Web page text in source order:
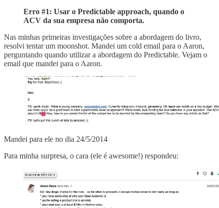
Erro #1: Usar o Predictable approach, quando o
ACV da sua empresa não comporta.
Nas minhas primeiras investigações sobre a abordagem do livro,
resolvi tentar um moonshot. Mandei um cold email para o Aaron,
perguntando quando utilizar a abordagem do Predictable. Vejam o
email que mandei para o Aaron.
Mandei para ele no dia 24/5/2014
Para minha surpresa, o cara (ele é awesome!) respondeu: